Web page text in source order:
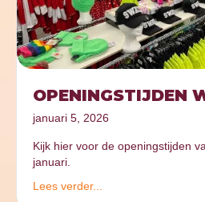
OPENINGSTIJDEN
januari 5, 2026
Kijk hier voor de openingstijden
januari.
Lees verder...